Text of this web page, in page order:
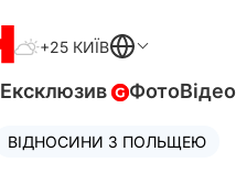
+25 КИЇВ
Ексклюзив ФотоВідео
ВІДНОСИНИ З ПОЛЬЩЕЮ